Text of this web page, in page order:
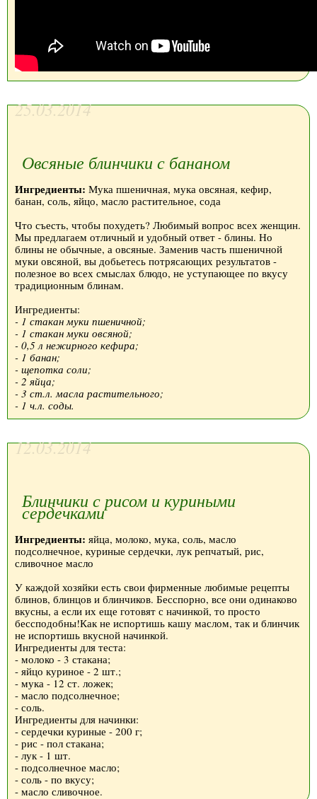
25.03.2014
Овсяные блинчики с бананом
Ингредиенты: Мука пшеничная, мука овсяная, кефир,
банан, соль, яйцо, масло растительное, сода
Что съесть, чтобы похудеть? Любимый вопрос всех женщин.
Мы предлагаем отличный и удобный ответ - блины. Но
блины не обычные, а овсяные. Заменив часть пшеничной
муки овсяной, вы добьетесь потрясающих результатов -
полезное во всех смыслах блюдо, не уступающее по вкусу
традиционным блинам.
Ингредиенты:
- 1 стакан муки пшеничной;
- 1 стакан муки овсяной;
- 0,5 л нежирного кефира;
- 1 банан;
- щепотка соли;
- 2 яйца;
- 3 ст.л. масла растительного;
- 1 ч.л. соды.
12.03.2014
Блинчики с рисом и куриными
сердечками
Ингредиенты: яйца, молоко, мука, соль, масло
подсолнечное, куриные сердечки, лук репчатый, рис,
сливочное масло
У каждой хозяйки есть свои фирменные любимые рецепты
блинов, блинцов и блинчиков. Бесспорно, все они одинаково
вкусны, а если их еще готовят с начинкой, то просто
бессподобны!Как не испортишь кашу маслом, так и блинчик
не испортишь вкусной начинкой.
Ингредиенты для теста:
- молоко - 3 стакана;
- яйцо куриное - 2 шт.;
- мука - 12 ст. ложек;
- масло подсолнечное;
- соль.
Ингредиенты для начинки:
- сердечки куриные - 200 г;
- рис - пол стакана;
- лук - 1 шт.
- подсолнечное масло;
- соль - по вкусу;
- масло сливочное.